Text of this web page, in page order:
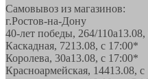
Самовывоз из магазинов:
г.Ростов-на-Дону
40-лет победы, 264/110а
Каскадная, 7213.08, с 17:00*
Королева, 30а13.08, с 17:00*
Красноармейская, 14413.08,